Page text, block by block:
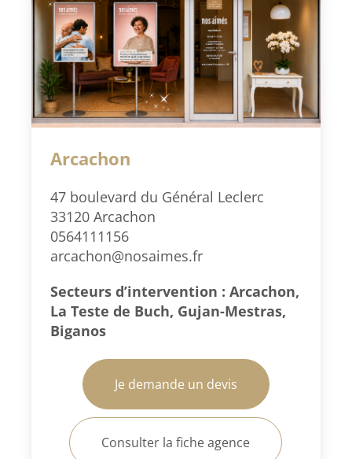
Arcachon
47 boulevard du Général Leclerc
33120 Arcachon
0564111156
arcachon@nosaimes.fr
Secteurs d’intervention : Arcachon,
La Teste de Buch, Gujan-Mestras,
Biganos
Je demande un devis
Consulter la fiche agence